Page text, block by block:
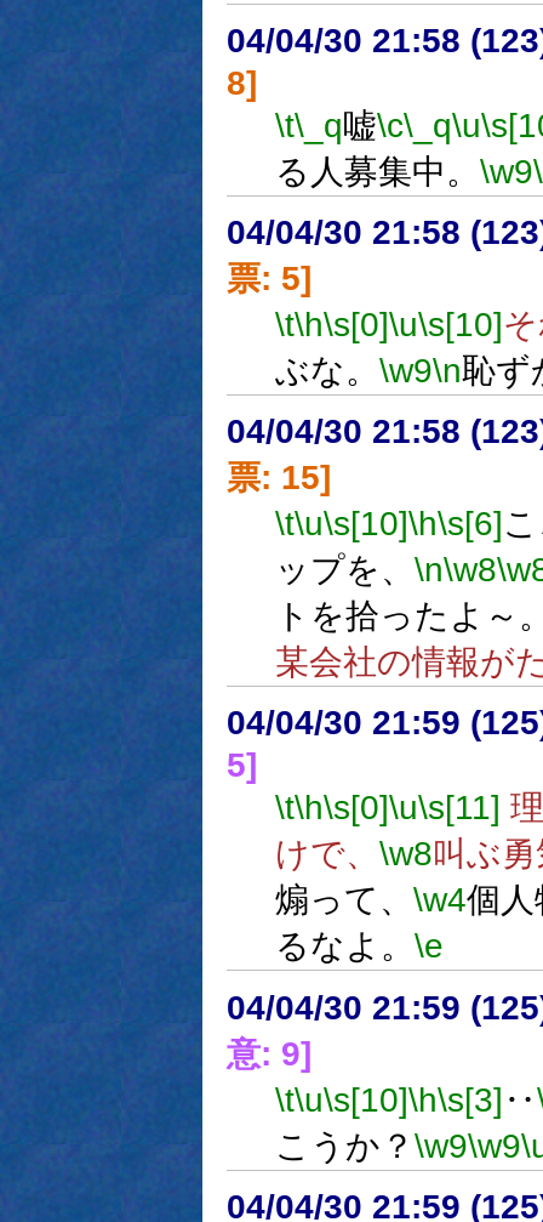
04/04/30 21:58
8]
\t\_q嘘\c\_q\u
る人募集中。 \w9
04/04/30 21:58
票: 5]
\t\h\s[0]\u\s[10]
ぶな。 \w9\n恥ず
04/04/30 21:58
票: 15]
\t\u\s[10]\h\s[6]
ップを、 \n\w8
トを拾ったよ～
某会社の情報が
04/04/30 21:59
5]
\t\h\s[0]\u\s[11]
けで、 \w8叫ぶ
煽って、 \w4個
るなよ。 \e
04/04/30 21:59
意: 9]
\t\u\s[10]\h\s[3] ‥
こうか？ \w9\w9
04/04/30 21:59